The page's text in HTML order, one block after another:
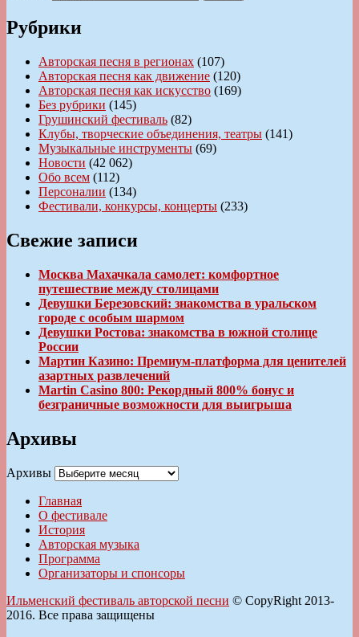
Рубрики
Авторская песня в регионах (107)
Авторская песня как движение (120)
Авторская песня как искусство (169)
Без рубрики (145)
Грушинский фестиваль (82)
Клубы, творческие объединения, театры (141)
Музыкальные инструменты (69)
Новости (42 062)
Обо всем (112)
Персоналии (134)
Фестивали, конкурсы, концерты (233)
Свежие записи
Москва Махачкала самолет: комфортное
путешествие между столицами
Девушки Березовский: знакомства в уральском
городе с особым шармом
Девушки Ростова: знакомства в южной столице
России
Мартин Казино: Премиум-платформа для ценителей
азартных развлечений
Martin Casino 800: Рекордный 800% бонус и
безграничные возможности для выигрыша
Архивы
Архивы
Главная
О фестивале
История
Авторская музыка
Программа
Организаторы и спонсоры
Ильменский фестиваль авторской песни © CopyRight 2013-
2016. Все права защищены